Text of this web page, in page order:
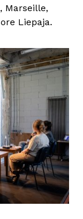
Marseille,
Liepaja.